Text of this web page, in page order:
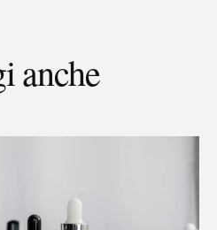
anche